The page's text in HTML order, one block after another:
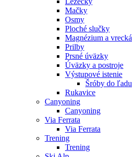
Mačky
Osmy
Ploché slučky
Magnézium a vrecká
Prilby
Prsné úväzky
Úväzky a postroje
Výstupové istenie
Šróby do ľadu
Rukavice
Canyoning
Canyoning
Via Ferrata
Via Ferrata
Trening
Trening